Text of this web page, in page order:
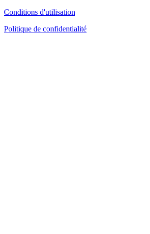
Conditions d'utilisation
Politique de confidentialité